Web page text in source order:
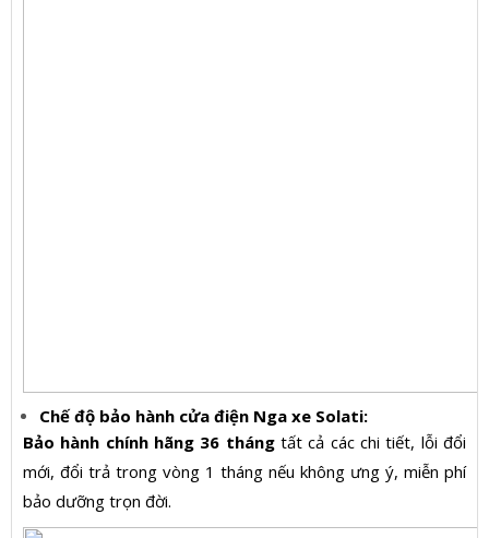
Chế độ bảo hành cửa điện Nga xe Solati:
Bảo hành chính hãng 36 thángtất cả các chi tiết, lỗi đổi
mới, đổi trả trong vòng 1 tháng nếu không ưng ý, miễn phí
bảo dưỡng trọn đời.